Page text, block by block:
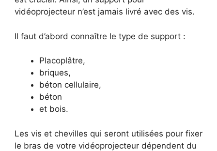
vidéoprojecteur n’est jamais livré avec des vis.
Il faut d’abord connaître le type de support :
Placoplâtre,
briques,
béton cellulaire,
béton
et bois.
Les vis et chevilles qui seront utilisées pour fixer
le bras de votre vidéoprojecteur dépendent du